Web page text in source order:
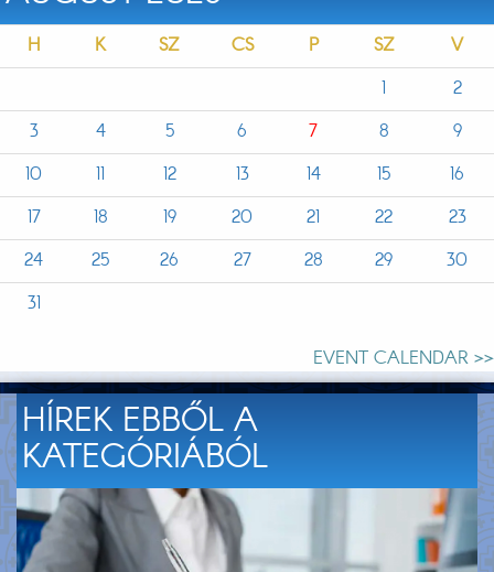
H K SZ CS P SZ
V
1
2
3
4 5 6 7 8
9
10
11 12 13 14 15
16
17
18 19 20 21 22
23
24
25 26 27 28 29
30
31
EVENT CALENDAR >>
HÍREK EBBŐL A
KATEGÓRIÁBÓL